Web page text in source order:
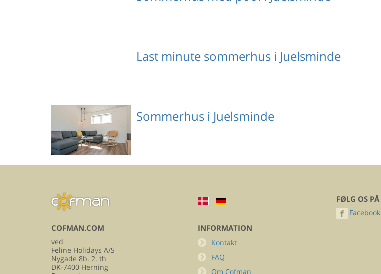
Last minute sommerhus i Juelsminde
Sommerhus i Juelsminde
COFMAN.COM
ved
Feline Holidays A/S
Nygade 8b. 2. th
DK-7400 Herning
INFORMATION
Kontakt
FAQ
Om Cofman
FØLG OS PÅ
Facebook